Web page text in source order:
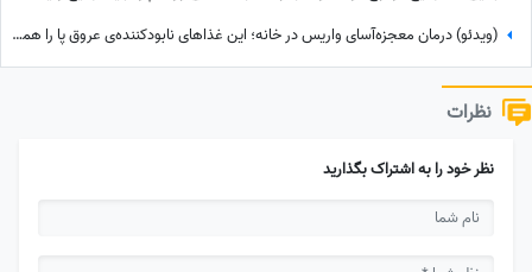
(ویدئو) درمان معجزه‌آسای واریس در خانه؛ این غذاهای نابودکننده‌ی عروق پا را همین امروز حذف کنید!
نظرات
نظر خود را به اشتراک بگذارید